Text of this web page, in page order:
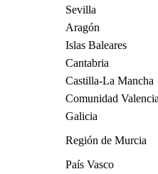
Sevilla
Aragón
Islas Baleares
Cantabria
Castilla-La Mancha
Comunidad
Galicia
Región de Murcia
País Vasco